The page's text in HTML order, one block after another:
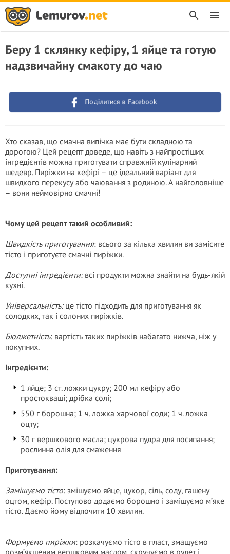
Беру 1 склянку кефіру, 1 яйце та готую
надзвичайну смакоту до чаю
Поділитися в Facebook
Хто сказав, що смачна випічка має бути складною та
дорогою? Цей рецепт доведе, що навіть з найпростіших
інгредієнтів можна приготувати справжній кулінарний
шедевр. Пиріжки на кефірі – це ідеальний варіант для
швидкого перекусу або чаювання з родиною. А найголовніше
– вони неймовірно смачні!
Чому цей рецепт такий особливий:
Швидкість приготування: всього за кілька хвилин ви замісите
тісто і приготуєте смачні пиріжки.
Доступні інгредієнти:всі продукти можна знайти на будь-якій
кухні.
Універсальність:це тісто підходить для приготування як
солодких, так і солоних пиріжків.
Бюджетність: вартість таких пиріжків набагато нижча, ніж у
покупних.
Інгредієнти:
1 яйце; 3 ст. ложки цукру; 200 мл кефіру або
простокваші; дрібка солі;
550 г борошна; 1 ч. ложка харчової соди; 1 ч. ложка
оцту;
30 г вершкового масла; цукрова пудра для посипання;
рослинна олія для смаження
Приготування:
Замішуємо тісто: змішуємо яйце, цукор, сіль, соду, гашену
оцтом, кефір. Поступово додаємо борошно і замішуємо м’яке
тісто. Даємо йому відпочити 10 хвилин.
Формуємо пиріжки: розкачуємо тісто в пласт, змащуємо
розм’якшеним вершковим маслом, скручуємо в рулет і